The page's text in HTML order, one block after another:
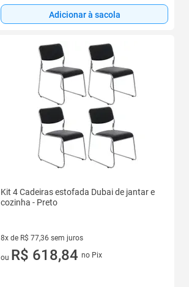
Adicionar à sacola
Kit 4 Cadeiras estofada Dubai de jantar e
cozinha - Preto
8x de R$ 77,36 sem juros
8 vez de R$ 77,36 sem juros
ou R$ 618,84 no Pix